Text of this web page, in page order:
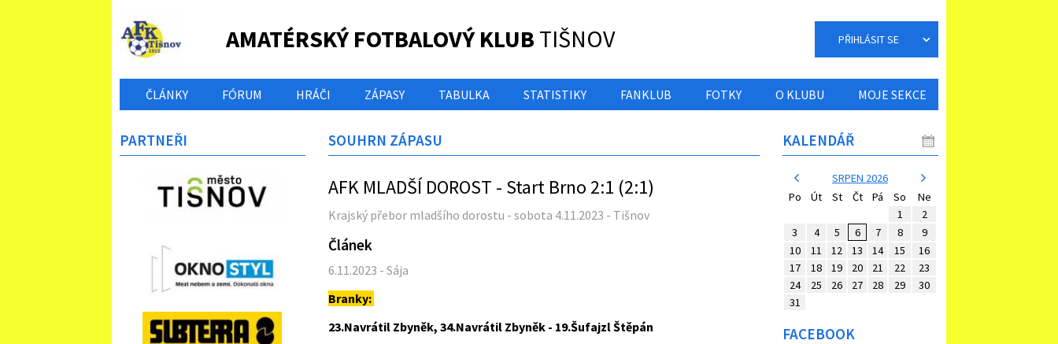
AMATÉRSKÝ FOTBALOVÝ KLUB TIŠNOV PŘIHLÁSIT SE
ČLÁNKY FÓRUM HRÁČI ZÁPASY TABULKA STATISTIKY FANKLUB FOTKY O KLUBU MOJE SEKCE
SOUHRN ZÁPASU
AFK MLADŠÍ DOROST - Start Brno 2:1 (2:1)
Krajský přebor mladšího dorostu - sobota 4.11.2023 - Tišnov
Článek
6.11.2023 - Sája
Branky:
23.Navrátil Zbyněk, 34.Navrátil Zbyněk - 19.Šufajzl Štěpán
PARTNEŘI KALENDÁŘ
SRPEN 2026
Po
Út St Čt Pá So
Ne
1
2
3
4 5 6 7 8
9
10
11 12 13 14 15
16
17
18 19 20 21 22
23
24
25 26 27 28 29
30
31
FACEBOOK